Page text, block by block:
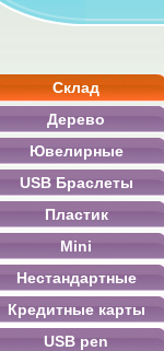
Склад
Дерево
Ювелирные
USB Браслеты
Пластик
Mini
Нестандартные
Кредитные карты
USB pen